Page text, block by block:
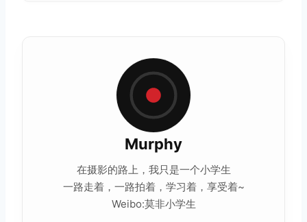
Murphy
在摄影的路上，我只是一个小学生
一路走着，一路拍着，学习着，享受着~
Weibo:莫非小学生